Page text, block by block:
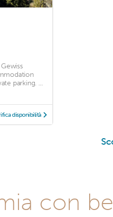
parking. ...
disponibilità
con